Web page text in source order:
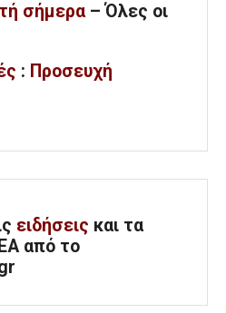
σήμερα – Όλες οι
: Προσευχή
ειδήσεις και τα
από το